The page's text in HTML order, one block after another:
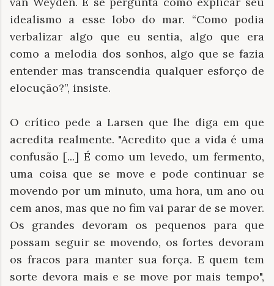
idealismo a esse lobo do mar. “Como podia
verbalizar algo que eu sentia, algo que era
como a melodia dos sonhos, algo que se fazia
entender mas transcendia qualquer esforço de
elocução?”, insiste.
O crítico pede a Larsen que lhe diga em que
acredita realmente. "Acredito que a vida é uma
confusão [...] É como um levedo, um fermento,
uma coisa que se move e pode continuar se
movendo por um minuto, uma hora, um ano ou
cem anos, mas que no fim vai parar de se mover.
Os grandes devoram os pequenos para que
possam seguir se movendo, os fortes devoram
os fracos para manter sua força. E quem tem
sorte devora mais e se move por mais tempo",